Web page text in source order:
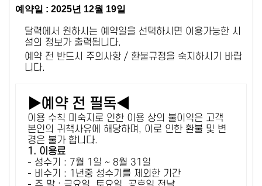
예약일 : 2025년 12월 19일
달력에서 원하시는 예약일을 선택하시면 이용가능한 시
설의 정보가 출력됩니다.
예약 전 반드시 주의사항 / 환불규정을 숙지하시기 바랍
니다.
▶예약 전 필독◀
이용 수칙 미숙지로 인한 이용 상의 불이익은 고객
본인의 귀책사유에 해당하며, 이로 인한 환불 및 변
경은 불가 합니다.
1. 이용료
- 성수기 : 7월 1일 ~ 8월 31일
- 비수기 : 1년중 성수기를 제외한 기간